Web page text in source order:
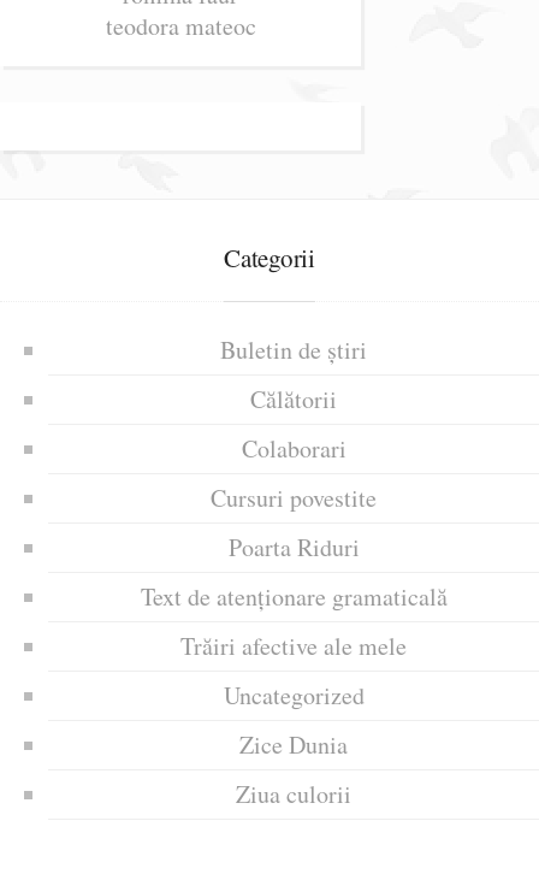
teodora mateoc
Categorii
Buletin de știri
Călătorii
Colaborari
Cursuri povestite
Poarta Riduri
Text de atenționare gramaticală
Trăiri afective ale mele
Uncategorized
Zice Dunia
Ziua culorii